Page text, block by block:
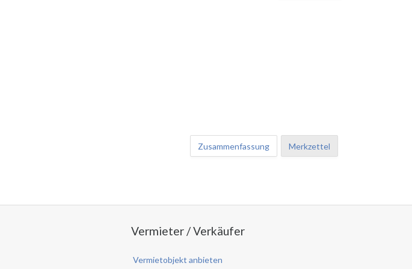
Merkzettel
Zusammenfassung
Vermieter / Verkäufer
Vermietobjekt anbieten